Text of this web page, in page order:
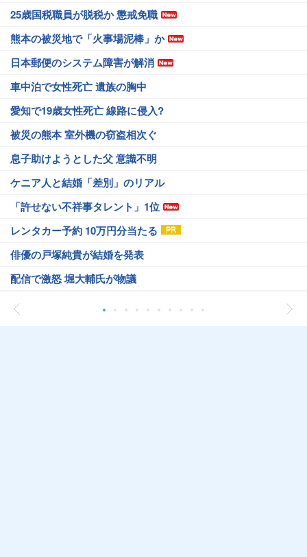
25歳国税職員が脱税か 懲戒免職
熊本の被災地で「火事場泥棒」か
日本郵便のシステム障害が解消
車中泊で女性死亡 遺族の胸中
愛知で19歳女性死亡 線路に侵入?
被災の熊本 室外機の窃盗相次ぐ
息子助けようとした父 意識不明
ケニア人と結婚「差別」のリアル
「許せない不祥事タレント」1位
レンタカー予約 10万円分当たる
俳優の戸塚純貴が結婚を発表
配信で激怒 堀大輔氏が物議